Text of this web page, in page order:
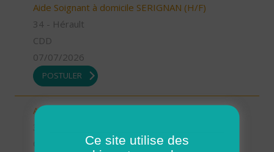
Aide Soignant à domicile SERIGNAN (H/F)
34 - Hérault
CDD
07/07/2026
POSTULER
Aide Soignant à domicile SERIGNAN (H/F)
Ce site utilise des